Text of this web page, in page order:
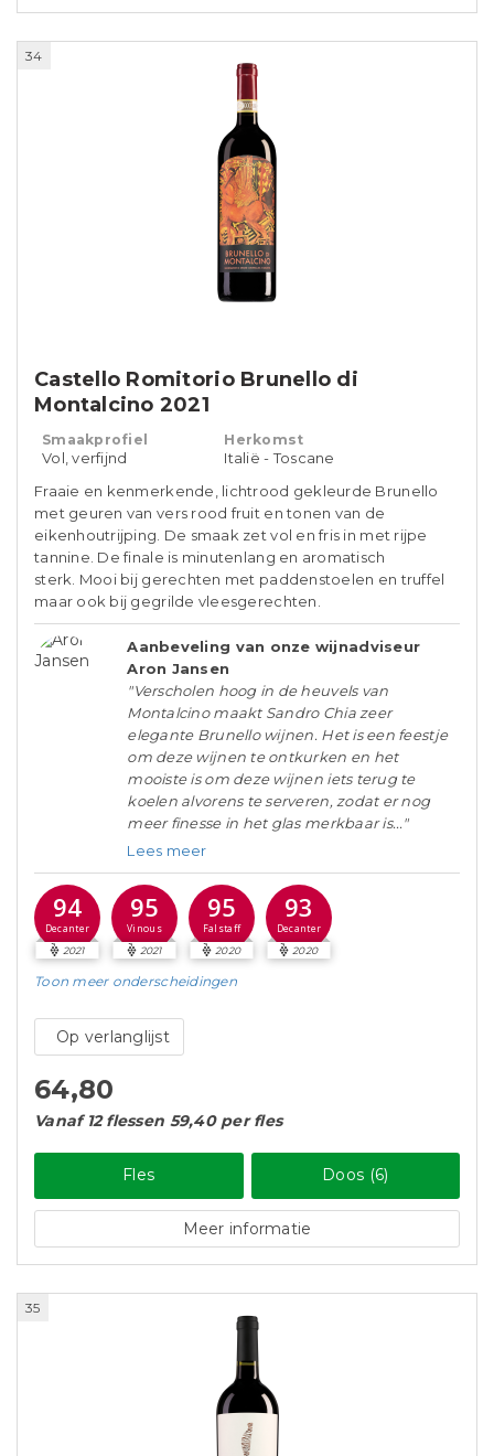
34
Castello Romitorio Brunello di
Montalcino 2021
Smaakprofiel
Vol, verfijnd
Herkomst
Italië - Toscane
Fraaie en kenmerkende, lichtrood gekleurde Brunello
met geuren van vers rood fruit en tonen van de
eikenhoutrijping. De smaak zet vol en fris in met rijpe
tannine. De finale is minutenlang en aromatisch
sterk. Mooi bij gerechten met paddenstoelen en truffel
maar ook bij gegrilde vleesgerechten.
Aanbeveling van onze wijnadviseur
Aron Jansen
"Verscholen hoog in de heuvels van
Montalcino maakt Sandro Chia zeer
elegante Brunello wijnen. Het is een feestje
om deze wijnen te ontkurken en het
mooiste is om deze wijnen iets terug te
koelen alvorens te serveren, zodat er nog
meer finesse in het glas merkbaar is..."
Lees meer
94
Decanter
2021
95
Vinous
2021
95
Falstaff
2020
93
Decanter
2020
Toon meeronderscheidingen
Op verlanglijst
64,80
Vanaf 12 flessen 59,40 per fles
Fles Doos (6)
Meer informatie
35